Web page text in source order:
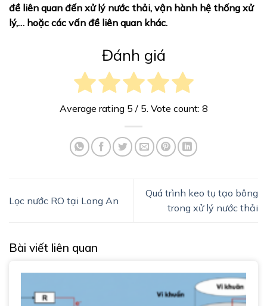
đề liên quan đến xử lý nước thải, vận hành hệ thống xử
lý,… hoặc các vấn đề liên quan khác.
Đánh giá
Average rating 5 / 5. Vote count: 8
Lọc nước RO tại Long An
Quá trình keo tụ tạo bông
trong xử lý nước thải
Bài viết liên quan